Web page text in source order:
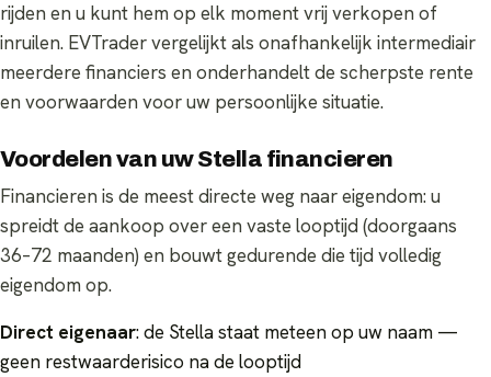
rijden en u kunt hem op elk moment vrij verkopen of
inruilen. EVTrader vergelijkt als onafhankelijk intermediair
meerdere financiers en onderhandelt de scherpste rente
en voorwaarden voor uw persoonlijke situatie.
Voordelen van uw Stella financieren
Financieren is de meest directe weg naar eigendom: u
spreidt de aankoop over een vaste looptijd (doorgaans
36–72 maanden) en bouwt gedurende die tijd volledig
eigendom op.
Direct eigenaar: de Stella staat meteen op uw naam —
geen restwaarderisico na de looptijd